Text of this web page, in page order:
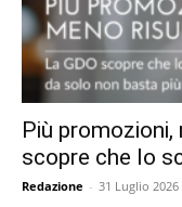
Più promozioni,
scopre che lo
Redazione - 31 Luglio 2026